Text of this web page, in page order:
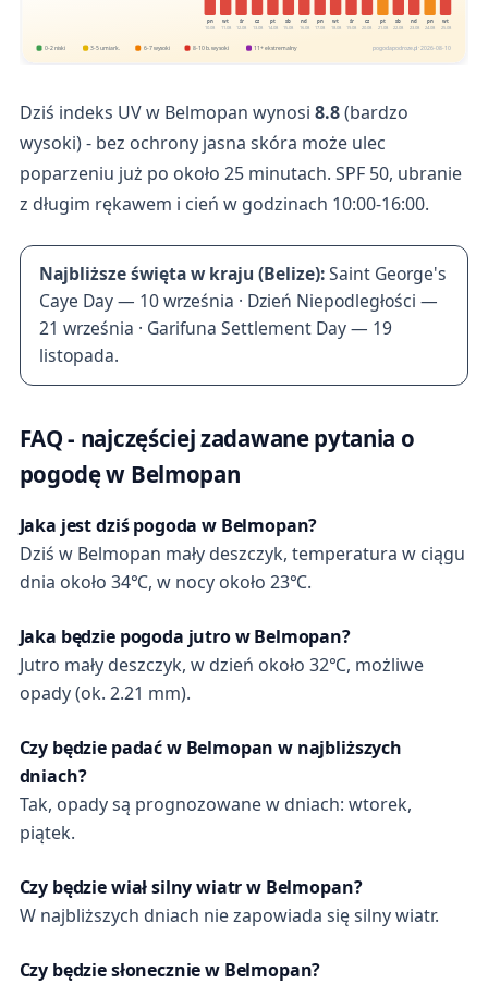
pn
10.08
wt
11.08
śr
12.08
cz
13.08
pt
14.08
sb
15.08
nd
16.08
pn
17.08
wt
18.08
śr
19.08
cz
20.08
pt
21.08
sb
22.08
nd
23.08
pn
24.08
wt
25.08
0-2 niski 3-5 umiark. 6-7 wysoki 8-10 b. wysoki 11+ ekstremalny pogodapodroze.pl · 2026-08-10
Dziś indeks UV w Belmopan wynosi 8.8(bardzo
wysoki) - bez ochrony jasna skóra może ulec
poparzeniu już po około 25 minutach. SPF 50, ubranie
z długim rękawem i cień w godzinach 10:00-16:00.
Najbliższe święta w kraju (Belize):Saint George's
Caye Day — 10 września · Dzień Niepodległości —
21 września · Garifuna Settlement Day — 19
listopada.
FAQ - najczęściej zadawane pytania o
pogodę w Belmopan
Jaka jest dziś pogoda w Belmopan?
Dziś w Belmopan mały deszczyk, temperatura w ciągu
dnia około 34℃, w nocy około 23℃.
Jaka będzie pogoda jutro w Belmopan?
Jutro mały deszczyk, w dzień około 32℃, możliwe
opady (ok. 2.21 mm).
Czy będzie padać w Belmopan w najbliższych
dniach?
Tak, opady są prognozowane w dniach: wtorek,
piątek.
Czy będzie wiał silny wiatr w Belmopan?
W najbliższych dniach nie zapowiada się silny wiatr.
Czy będzie słonecznie w Belmopan?